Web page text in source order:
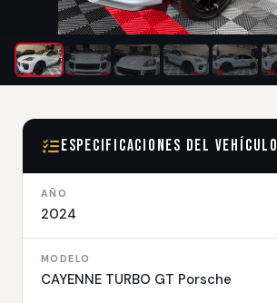
Especificaciones del Vehículo
AÑO
2024
MODELO
CAYENNE TURBO GT Porsche